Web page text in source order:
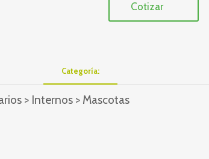
Cotizar
Categoría:
> Internos > Mascotas